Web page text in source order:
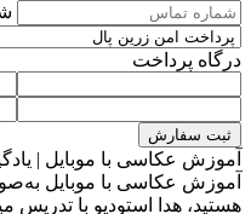
درگاه پرداخت
ثبت سفارش
آموزش عکاسی با موبایل |
آموزش عکاسی با موبایل
هستید، هدا استودیو با تدریس